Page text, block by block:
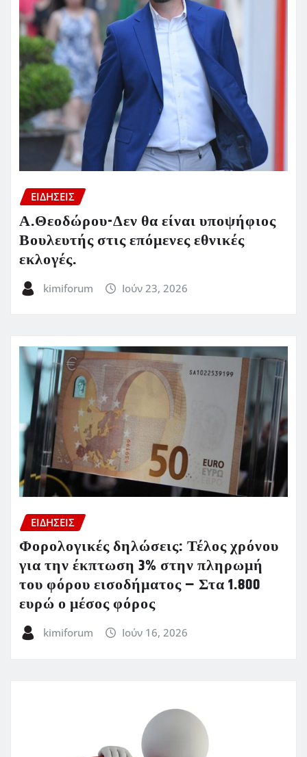
ΕΙΔΗΣΕΙΣ
Α.Θεοδώρου-Δεν θα είναι υποψήφιος
Βουλευτής στις επόμενες εθνικές
εκλογές.
kimiforum Ιούν 23, 2026
ΕΙΔΗΣΕΙΣ
Φορολογικές δηλώσεις: Τέλος χρόνου
για την έκπτωση 3% στην πληρωμή
του φόρου εισοδήματος – Στα 1.800
ευρώ ο μέσος φόρος
kimiforum Ιούν 16, 2026